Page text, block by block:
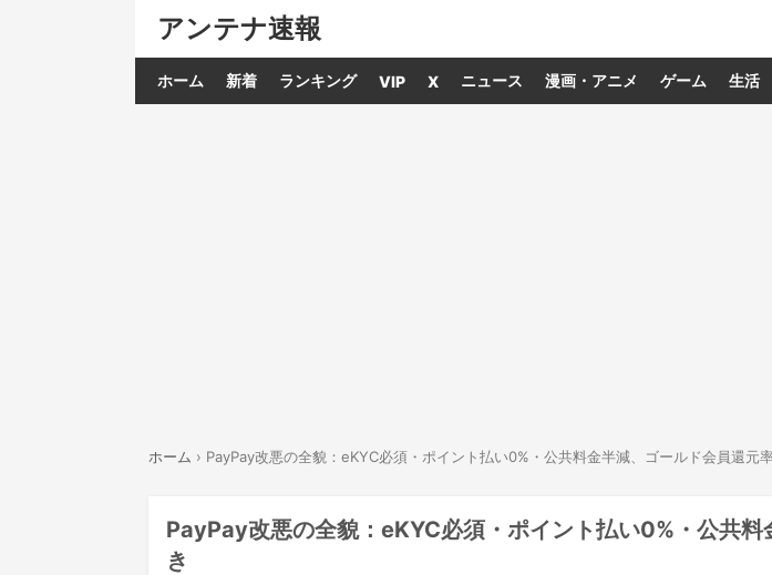
アンテナ速報
ホーム 新着 ランキング VIP X ニュース 漫画・アニメ ゲーム 生活
ホーム › PayPay改悪の全貌：eKYC必須・ポイント払い0%・公共料金半減、ゴールド会員還元
PayPay改悪の全貌：eKYC必須・ポイント払い0%・公共料
き